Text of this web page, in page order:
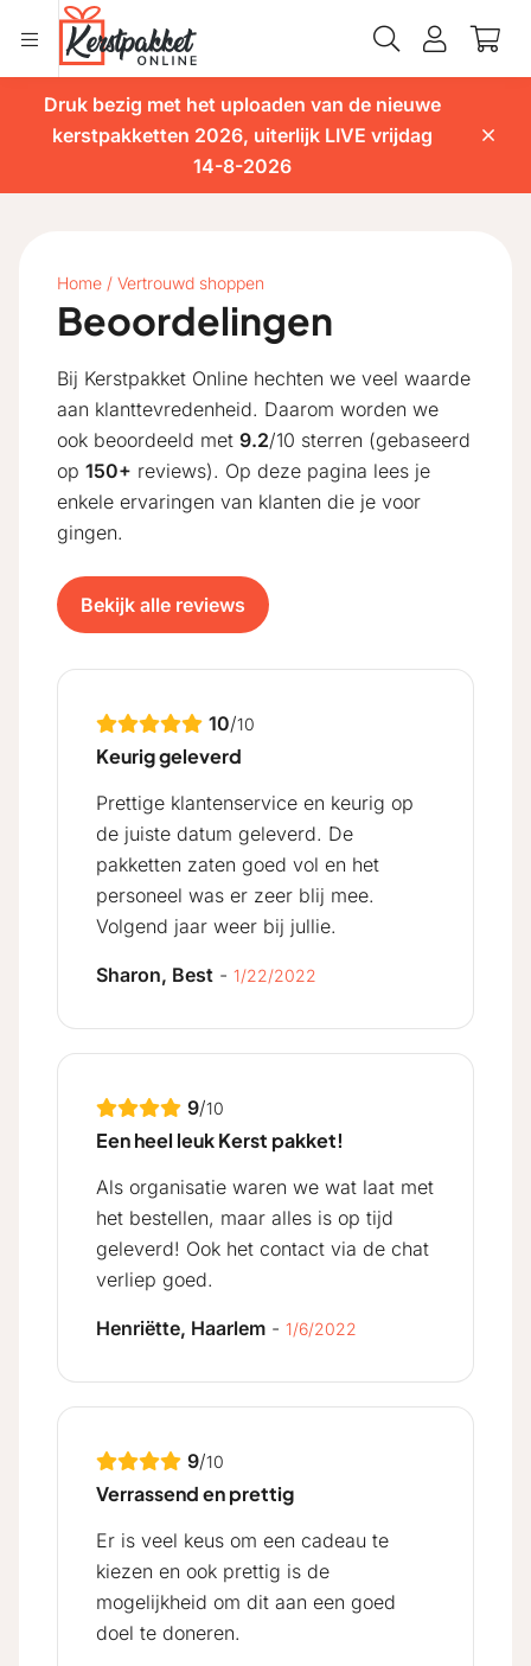
Druk bezig met het uploaden van de nieuwe
kerstpakketten 2026, uiterlijk LIVE vrijdag
14-8-2026
Home / Vertrouwd shoppen
Beoordelingen
Bij Kerstpakket Online hechten we veel waarde
aan klanttevredenheid. Daarom worden we
ook beoordeeld met 9.2/10 sterren (gebaseerd
op 150+ reviews). Op deze pagina lees je
enkele ervaringen van klanten die je voor
gingen.
Bekijk alle reviews
10/10
Keurig geleverd
Prettige klantenservice en keurig op
de juiste datum geleverd. De
pakketten zaten goed vol en het
personeel was er zeer blij mee.
Volgend jaar weer bij jullie.
Sharon, Best - 1/22/2022
9/10
Een heel leuk Kerst pakket!
Als organisatie waren we wat laat met
het bestellen, maar alles is op tijd
geleverd! Ook het contact via de chat
verliep goed.
Henriëtte, Haarlem - 1/6/2022
9/10
Verrassend en prettig
Er is veel keus om een cadeau te
kiezen en ook prettig is de
mogelijkheid om dit aan een goed
doel te doneren.